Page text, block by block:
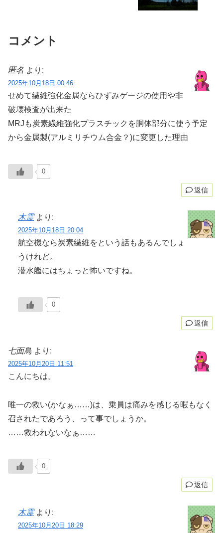
コメント
匿名 より:
2025年10月18日 00:46
せめて繊維強化金属ならひずみゲージの使用や非
破壊検査が出来た
MRJも炭素繊維強化プラスチックを胴体部分に使う予定
から金属製(アルミリチウム合金？)に変更した理由
0
返信
木霊 より:
2025年10月18日 20:04
航空機なら炭素繊維をという話もあるんでしょ
うけれど。
潜水艦にはちょっと怖いですね。
0
返信
七面鳥 より:
2025年10月20日 11:51
こんにちは。
唯一の救い(かなぁ……)は、乗員は痛みを感じる暇もなく
召されたであろう、って事でしょうか。
……救われないなぁ……
0
返信
木霊 より:
2025年10月20日 18:29